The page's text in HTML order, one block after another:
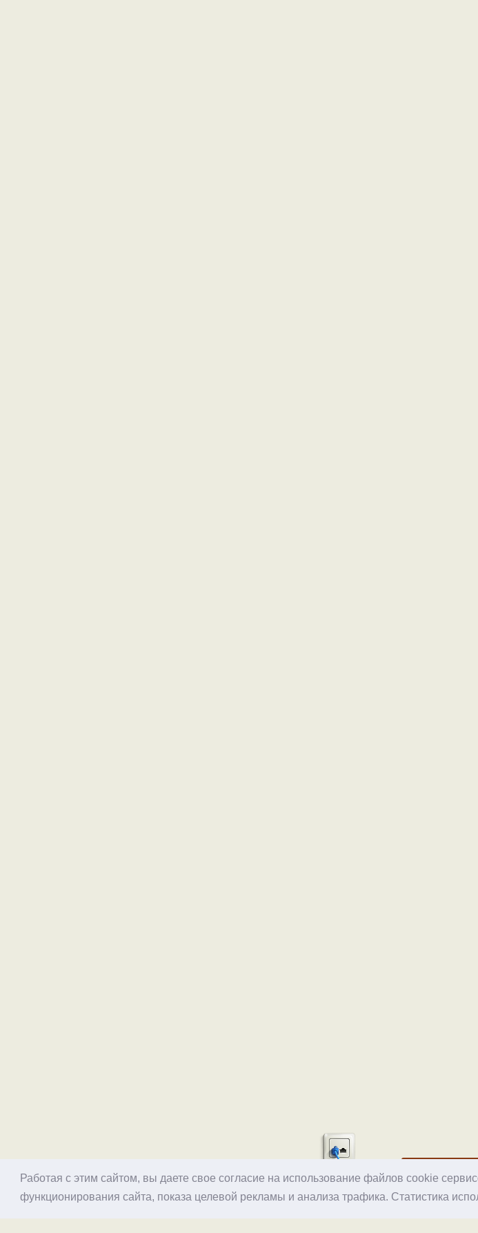
Работая с этим сайтом, вы даете свое согласие на использование файлов cookie
функционирования сайта, показа целевой рекламы и анализа трафика. Статистика
© 1998–2026 Alex Exler